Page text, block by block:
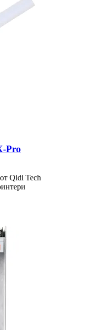
​Pro
Qidi Tech